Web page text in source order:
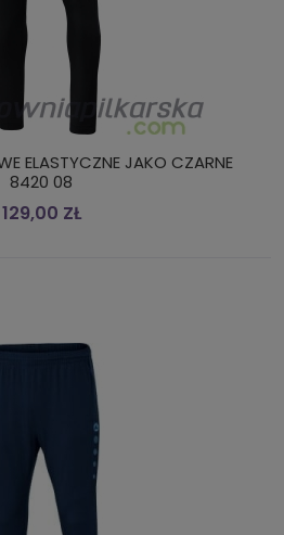
ELASTYCZNE JAKO CZARNE
8420 08
129,00 ZŁ